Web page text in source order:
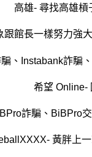
高雄- 尋找高雄槓
跟館長一樣努力強
、Instabank詐騙
希望 Online-
詐騙、BiBPro
黃胖上